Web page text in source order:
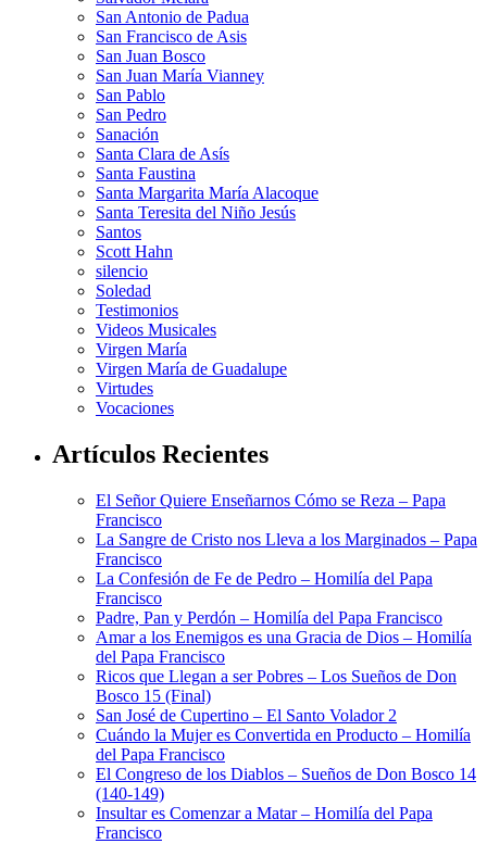
San Antonio de Padua
San Francisco de Asis
San Juan Bosco
San Juan María Vianney
San Pablo
San Pedro
Sanación
Santa Clara de Asís
Santa Faustina
Santa Margarita María Alacoque
Santa Teresita del Niño Jesús
Santos
Scott Hahn
silencio
Soledad
Testimonios
Videos Musicales
Virgen María
Virgen María de Guadalupe
Virtudes
Vocaciones
Artículos Recientes
El Señor Quiere Enseñarnos Cómo se Reza – Papa
Francisco
La Sangre de Cristo nos Lleva a los Marginados – Papa
Francisco
La Confesión de Fe de Pedro – Homilía del Papa
Francisco
Padre, Pan y Perdón – Homilía del Papa Francisco
Amar a los Enemigos es una Gracia de Dios – Homilía
del Papa Francisco
Ricos que Llegan a ser Pobres – Los Sueños de Don
Bosco 15 (Final)
San José de Cupertino – El Santo Volador 2
Cuándo la Mujer es Convertida en Producto – Homilía
del Papa Francisco
El Congreso de los Diablos – Sueños de Don Bosco 14
(140-149)
Insultar es Comenzar a Matar – Homilía del Papa
Francisco